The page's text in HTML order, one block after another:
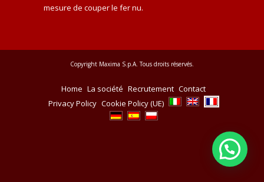
mesure de couper le fer nu.
Copyright Maxima S.p.A. Tous droits réservés.
Home La société Recrutement Contact
Privacy Policy Cookie Policy (UE)